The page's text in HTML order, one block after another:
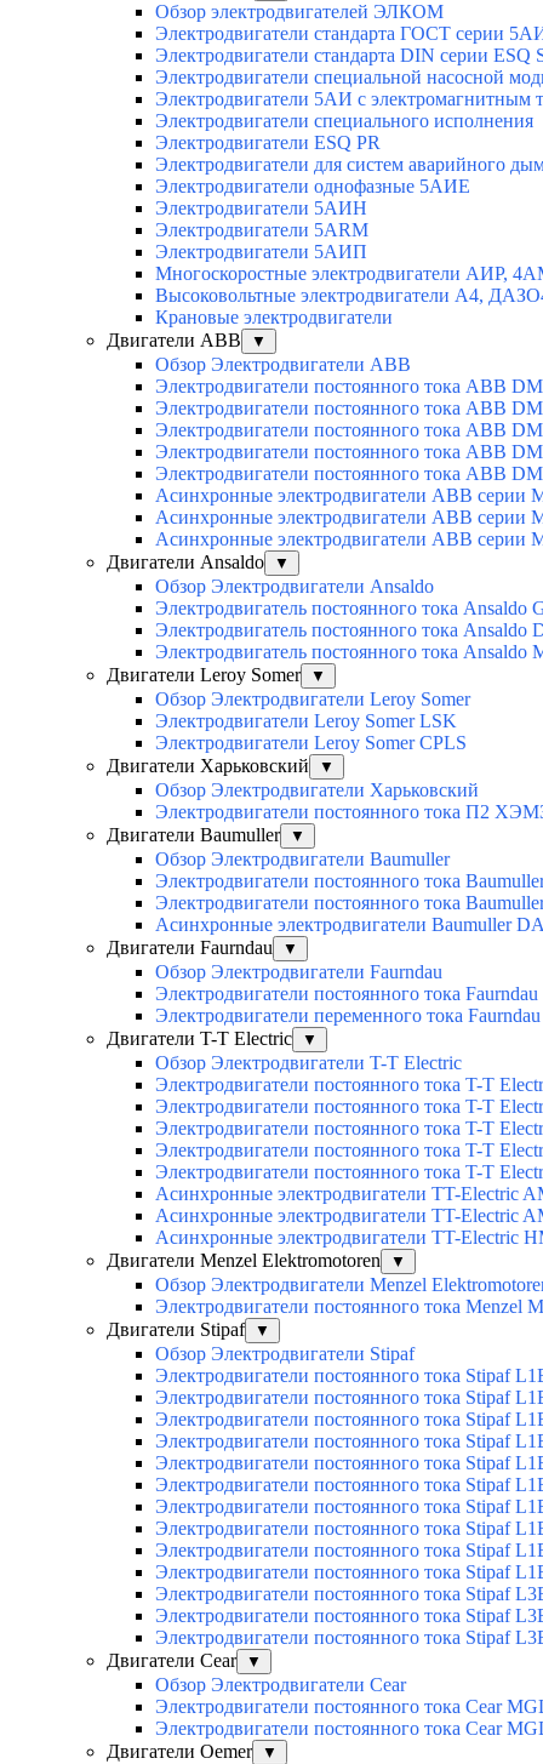
Обзор электродвигателей ЭЛКОМ
Электродвигатели стандарта ГОСТ серии
Электродвигатели стандарта DIN серии ESQ
Электродвигатели специальной насосной
Электродвигатели 5АИ с электромагнитным
Электродвигатели специального исполнения
Электродвигатели ESQ PR
Электродвигатели для систем аварийного
Электродвигатели однофазные 5АИЕ
Электродвигатели 5АИН
Электродвигатели 5АRМ
Электродвигатели 5АИП
Многоскоростные электродвигатели АИР,
Высоковольтные электродвигатели А4,
Крановые электродвигатели
Двигатели ABB
▼
Обзор Электродвигатели ABB
Электродвигатели постоянного тока ABB
Электродвигатели постоянного тока ABB
Электродвигатели постоянного тока ABB
Электродвигатели постоянного тока ABB
Электродвигатели постоянного тока ABB
Асинхронные электродвигатели ABB серии
Асинхронные электродвигатели ABB серии
Асинхронные электродвигатели ABB серии
Двигатели Ansaldo
▼
Обзор Электродвигатели Ansaldo
Электродвигатель постоянного тока Ansaldo
Электродвигатель постоянного тока Ansaldo
Электродвигатель постоянного тока Ansaldo
Двигатели Leroy Somer
▼
Обзор Электродвигатели Leroy Somer
Электродвигатели Leroy Somer LSK
Электродвигатели Leroy Somer CPLS
Двигатели Харьковский
▼
Обзор Электродвигатели Харьковский
Электродвигатели постоянного тока П2
Двигатели Baumuller
▼
Обзор Электродвигатели Baumuller
Электродвигатели постоянного тока
Электродвигатели постоянного тока
Асинхронные электродвигатели Baumuller
Двигатели Faurndau
▼
Обзор Электродвигатели Faurndau
Электродвигатели постоянного тока Faurndau
Электродвигатели переменного тока
Двигатели T-T Electric
▼
Обзор Электродвигатели T-T Electric
Электродвигатели постоянного тока T-T
Электродвигатели постоянного тока T-T
Электродвигатели постоянного тока T-T
Электродвигатели постоянного тока T-T
Электродвигатели постоянного тока T-T
Асинхронные электродвигатели TT-Electric
Асинхронные электродвигатели TT-Electric
Асинхронные электродвигатели TT-Electric
Двигатели Menzel Elektromotoren
▼
Обзор Электродвигатели Menzel
Электродвигатели постоянного тока Menzel
Двигатели Stipaf
▼
Обзор Электродвигатели Stipaf
Электродвигатели постоянного тока Stipaf
Электродвигатели постоянного тока Stipaf
Электродвигатели постоянного тока Stipaf
Электродвигатели постоянного тока Stipaf
Электродвигатели постоянного тока Stipaf
Электродвигатели постоянного тока Stipaf
Электродвигатели постоянного тока Stipaf
Электродвигатели постоянного тока Stipaf
Электродвигатели постоянного тока Stipaf
Электродвигатели постоянного тока Stipaf
Электродвигатели постоянного тока Stipaf
Электродвигатели постоянного тока Stipaf
Электродвигатели постоянного тока Stipaf
Двигатели Cear
▼
Обзор Электродвигатели Cear
Электродвигатели постоянного тока Cear
Электродвигатели постоянного тока Cear
Двигатели Oemer
▼